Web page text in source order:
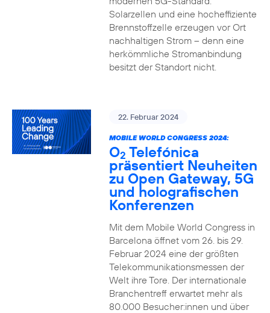
Solarzellen und eine hocheffiziente
Brennstoffzelle erzeugen vor Ort
nachhaltigen Strom – denn eine
herkömmliche Stromanbindung
besitzt der Standort nicht.
22. Februar 2024
MOBILE WORLD CONGRESS 2024:
O2 Telefónica
präsentiert Neuheiten
zu Open Gateway, 5G
und holografischen
Konferenzen
Mit dem Mobile World Congress in
Barcelona öffnet vom 26. bis 29.
Februar 2024 eine der größten
Telekommunikationsmessen der
Welt ihre Tore. Der internationale
Branchentreff erwartet mehr als
80.000 Besucher:innen und über